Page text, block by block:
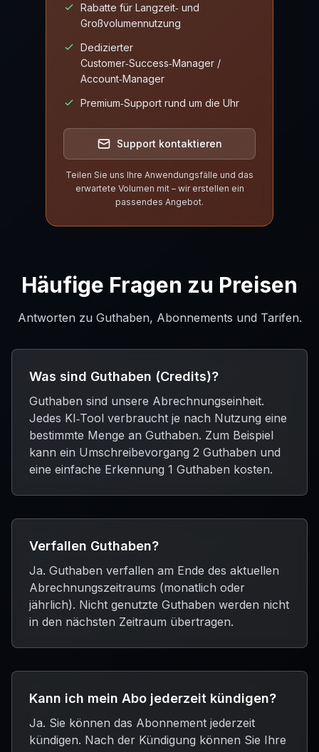
Rabatte für Langzeit‑ und
Großvolumennutzung
Dedizierter
Customer‑Success‑Manager /
Account‑Manager
Premium‑Support rund um die Uhr
Support kontaktieren
Teilen Sie uns Ihre Anwendungsfälle und das
erwartete Volumen mit – wir erstellen ein
passendes Angebot.
Häufige Fragen zu Preisen
Antworten zu Guthaben, Abonnements und Tarifen.
Was sind Guthaben (Credits)?
Guthaben sind unsere Abrechnungseinheit.
Jedes KI‑Tool verbraucht je nach Nutzung eine
bestimmte Menge an Guthaben. Zum Beispiel
kann ein Umschreibevorgang 2 Guthaben und
eine einfache Erkennung 1 Guthaben kosten.
Verfallen Guthaben?
Ja. Guthaben verfallen am Ende des aktuellen
Abrechnungszeitraums (monatlich oder
jährlich). Nicht genutzte Guthaben werden nicht
in den nächsten Zeitraum übertragen.
Kann ich mein Abo jederzeit kündigen?
Ja. Sie können das Abonnement jederzeit
kündigen. Nach der Kündigung können Sie Ihre